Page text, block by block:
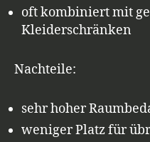
oft kombiniert mit
Kleiderschränken
Nachteile:
sehr hoher
weniger Platz für